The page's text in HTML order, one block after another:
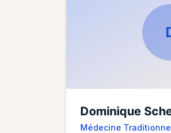
Dominique
Médecine